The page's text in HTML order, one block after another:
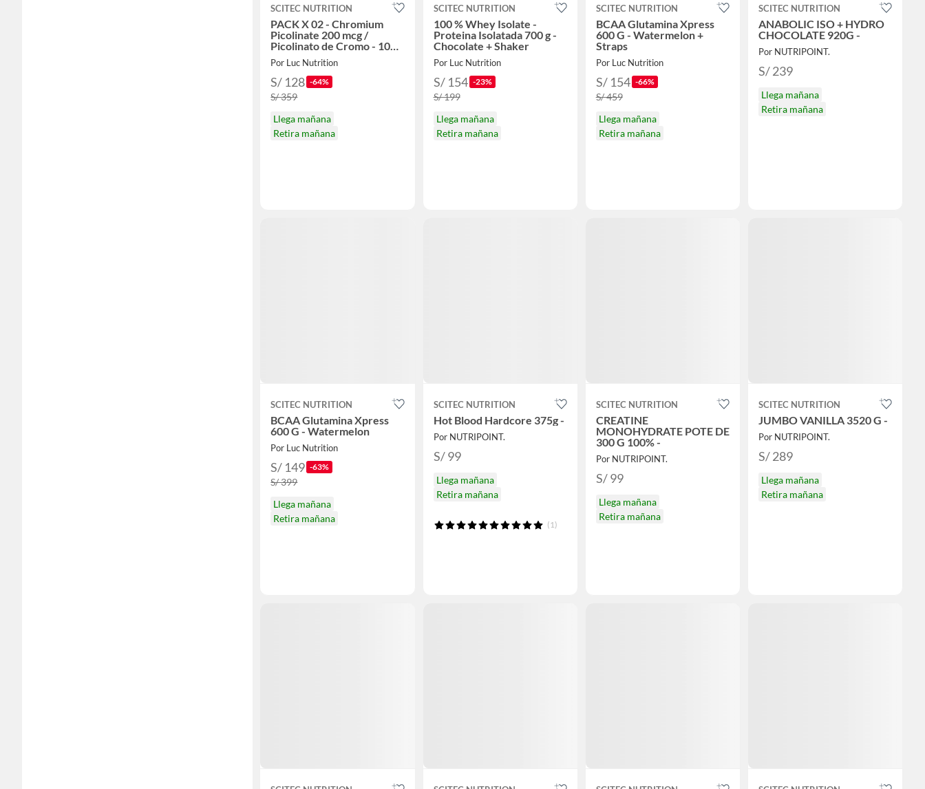
SCITEC NUTRITION
PACK X 02 - Chromium
Picolinate 200 mcg /
Picolinato de Cromo - 100
Tabletas
Por Luc Nutrition
S/ 128 -64%
S/ 359
Llega mañana
Retira mañana
SCITEC NUTRITION
100 % Whey Isolate -
Proteina Isolatada 700 g -
Chocolate + Shaker
Por Luc Nutrition
S/ 154 -23%
S/ 199
Llega mañana
Retira mañana
SCITEC NUTRITION
BCAA Glutamina Xpress
600 G - Watermelon +
Straps
Por Luc Nutrition
S/ 154 -66%
S/ 459
Llega mañana
Retira mañana
SCITEC NUTRITION
ANABOLIC ISO + HYDRO
CHOCOLATE 920G -
Por NUTRIPOINT.
S/ 239
Llega mañana
Retira mañana
SCITEC NUTRITION
BCAA Glutamina Xpress
600 G - Watermelon
Por Luc Nutrition
S/ 149 -63%
S/ 399
Llega mañana
Retira mañana
SCITEC NUTRITION
Hot Blood Hardcore 375g -
Por NUTRIPOINT.
S/ 99
Llega mañana
Retira mañana
(1)
SCITEC NUTRITION
CREATINE
MONOHYDRATE POTE DE
300 G 100% -
Por NUTRIPOINT.
S/ 99
Llega mañana
Retira mañana
SCITEC NUTRITION
JUMBO VANILLA 3520 G -
Por NUTRIPOINT.
S/ 289
Llega mañana
Retira mañana